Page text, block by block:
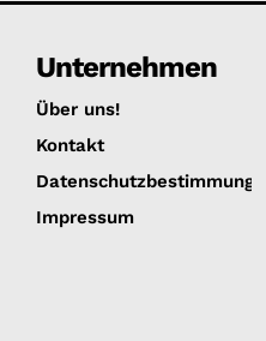
Unternehmen
Über uns!
Kontakt
Datenschutzbestimmungen
Impressum